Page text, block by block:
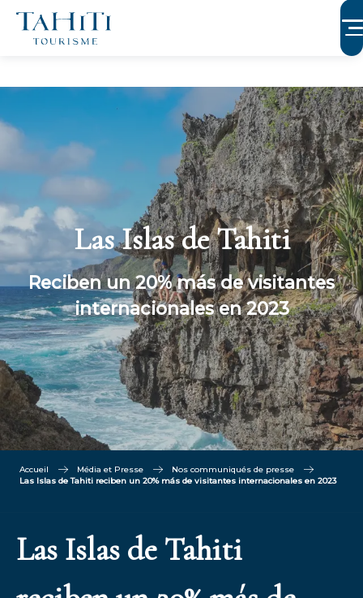
Aller
contenu
Las Islas de Tahiti
Reciben un 20% más de visitantes
internacionales en 2023
Accueil Média et Presse
Nos communiqués de presse
Las Islas de Tahiti reciben un 20% más de visitantes internacionales en 2023
Las Islas de Tahiti